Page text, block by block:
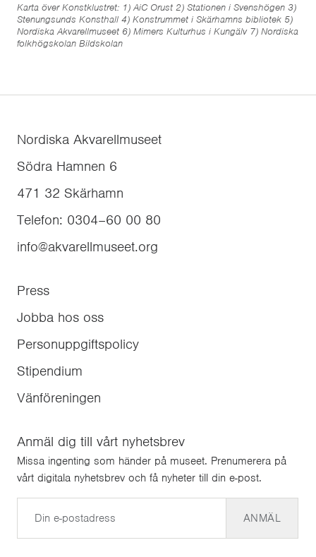
Karta över Konstklustret: 1) AiC Orust 2) Stationen i Svenshögen 3)
Stenungsunds Konsthall 4) Konstrummet i Skärhamns bibliotek 5)
Nordiska Akvarellmuseet 6) Mimers Kulturhus i Kungälv 7) Nordiska
folkhögskolan Bildskolan
Nordiska Akvarellmuseet
Södra Hamnen 6
471 32 Skärhamn
Telefon: 0304–60 00 80
info@akvarellmuseet.org
Press
Jobba hos oss
Personuppgiftspolicy
Stipendium
Vänföreningen
Anmäl dig till vårt nyhetsbrev
Missa ingenting som händer på museet. Prenumerera på
vårt digitala nyhetsbrev och få nyheter till din e-post.
ANMÄL